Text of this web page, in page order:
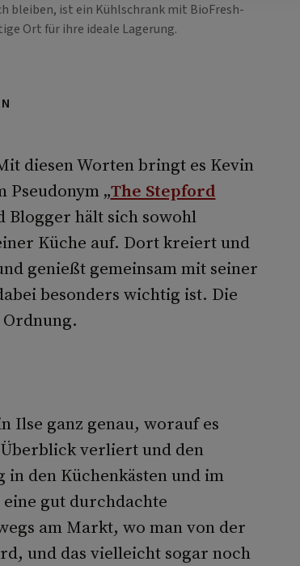
bleiben, ist ein Kühlschrank mit BioFresh-
Ort für ihre ideale Lagerung.
diesen Worten bringt es Kevin
Pseudonym „The Stepford
Blogger hält sich sowohl
Küche auf. Dort kreiert und
genießt gemeinsam mit seiner
besonders wichtig ist. Die
Ilse ganz genau, worauf es
verliert und den
den Küchenkästen und im
gut durchdachte
am Markt, wo man von der
und das vielleicht sogar noch